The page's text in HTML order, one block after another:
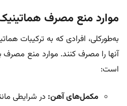
موارد منع مصرف
به‌طورکلی، افرادی که به ترکیبات
آنها را مصرف کنند. موارد منع
است:
مکمل‌های آهن: در شرایطی